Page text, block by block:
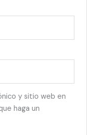
y sitio web en
haga un